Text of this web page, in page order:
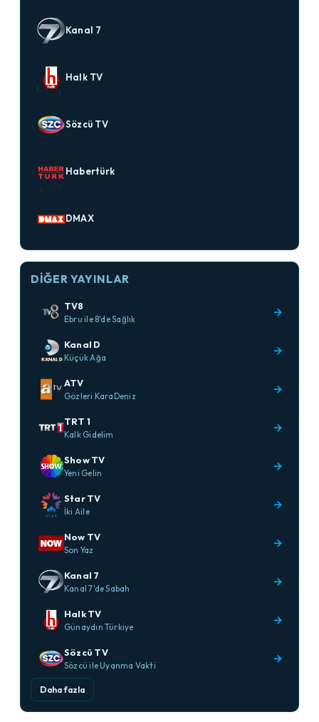
Kanal 7
Halk TV
Sözcü TV
Habertürk
DMAX
DIĞER YAYINLAR
TV8
Ebru ile 8'de Sağlık
→
Kanal D
Küçük Ağa
→
ATV
Gözleri KaraDeniz
→
TRT 1
Kalk Gidelim
→
Show TV
Yeni Gelin
→
Star TV
İki Aile
→
Now TV
Son Yaz
→
Kanal 7
Kanal 7'de Sabah
→
Halk TV
Günaydın Türkiye
→
Sözcü TV
Sözcü ile Uyanma Vakti
→
Daha fazla